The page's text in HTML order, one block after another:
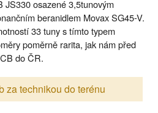
JS330 osazené 3,5tunovým
beranidlem Movax SG45-V.
33 tuny s tímto typem
poměrně rarita, jak nám před
do ČR.
za technikou do terénu